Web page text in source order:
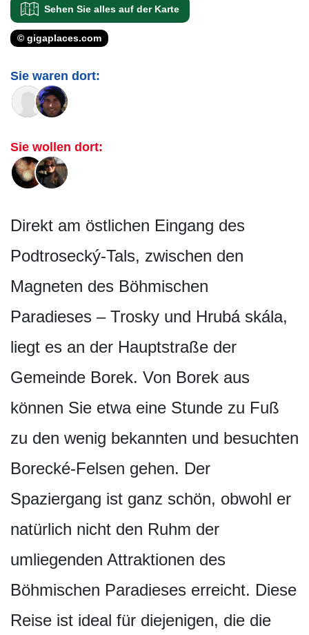
Sehen Sie alles auf der Karte
© gigaplaces.com
Sie waren dort:
Sie wollen dort:
Direkt am östlichen Eingang des
Podtrosecký-Tals, zwischen den
Magneten des Böhmischen
Paradieses – Trosky und Hrubá skála,
liegt es an der Hauptstraße der
Gemeinde Borek. Von Borek aus
können Sie etwa eine Stunde zu Fuß
zu den wenig bekannten und besuchten
Borecké-Felsen gehen. Der
Spaziergang ist ganz schön, obwohl er
natürlich nicht den Ruhm der
umliegenden Attraktionen des
Böhmischen Paradieses erreicht. Diese
Reise ist ideal für diejenigen, die die